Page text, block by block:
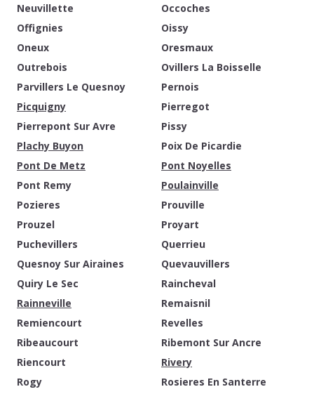
Neuvillette
Occoches
Offignies
Oissy
Oneux
Oresmaux
Outrebois
Ovillers La Boisselle
Parvillers Le Quesnoy
Pernois
Picquigny
Pierregot
Pierrepont Sur Avre
Pissy
Plachy Buyon
Poix De Picardie
Pont De Metz
Pont Noyelles
Pont Remy
Poulainville
Pozieres
Prouville
Prouzel
Proyart
Puchevillers
Querrieu
Quesnoy Sur Airaines
Quevauvillers
Quiry Le Sec
Raincheval
Rainneville
Remaisnil
Remiencourt
Revelles
Ribeaucourt
Ribemont Sur Ancre
Riencourt
Rivery
Rogy
Rosieres En Santerre